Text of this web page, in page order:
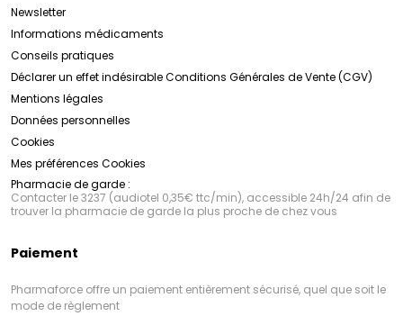
Newsletter
Informations médicaments
Conseils pratiques
Déclarer un effet indésirableConditions Générales de Vente (CGV)
Mentions légales
Données personnelles
Cookies
Mes préférences Cookies
Pharmacie de garde :
Contacter le 3237 (audiotel 0,35€ ttc/min), accessible 24h/24 afin de
trouver la pharmacie de garde la plus proche de chez vous
Paiement
Pharmaforce offre un paiement entièrement sécurisé, quel que soit le
mode de règlement